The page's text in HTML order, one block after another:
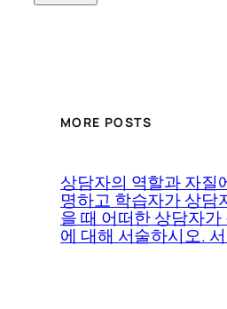
MORE POSTS
상담자의 역할과 자질
명하고 학습자가 상담
을 때 어떠한 상담자가
에 대해 서술하시오.